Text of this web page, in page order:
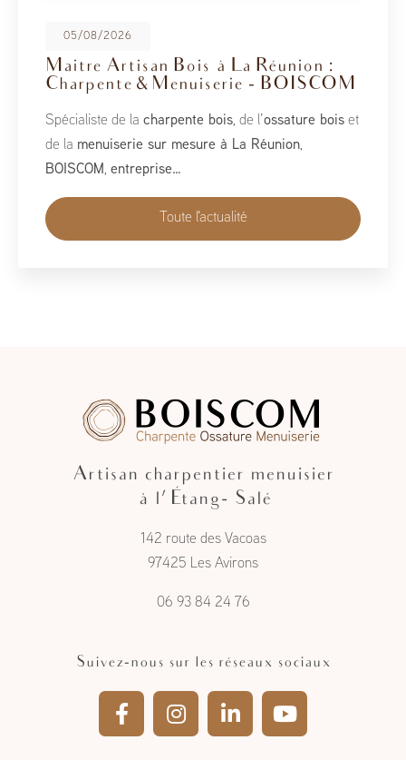
05/08/2026
Maitre Artisan Bois à La Réunion :
Charpente & Menuiserie - BOISCOM
Spécialiste de la charpente bois, de l’ ossature bois et
de la menuiserie sur mesure à La Réunion,
BOISCOM, entreprise…
Toute l'actualité
Artisan charpentier menuisier
à l'Étang- Salé
142 route des Vacoas
97425 Les Avirons
06 93 84 24 76
Suivez-nous sur les réseaux sociaux